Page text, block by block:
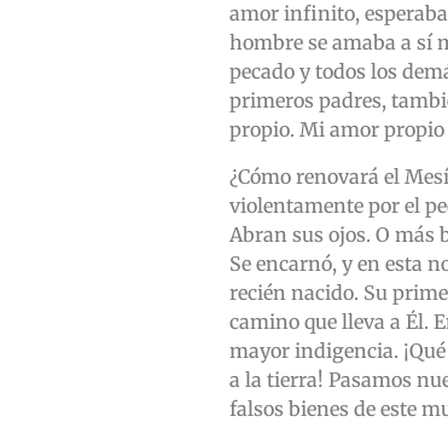
amor infinito,
hombre se amaba a sí
pecado y todos los
primeros padres,
propio. Mi amor propio
¿Cómo renovará el
violentamente por el
Abran sus ojos. O
Se encarnó, y en esta
recién nacido. Su
camino que lleva a Él.
mayor indigencia.
a la tierra! Pasamos
falsos bienes de este